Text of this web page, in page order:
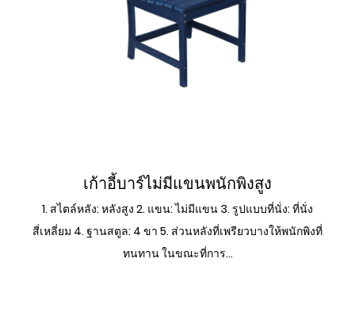
เก้าอี้บาร์ไม่มีแขนพนักพิงสูง
1. สไตล์หลัง: หลังสูง 2. แขน: ไม่มีแขน 3. รูปแบบที่นั่ง: ที่นั่ง
สี่เหลี่ยม 4. ฐานสตูล: 4 ขา 5. ส่วนหลังที่เพรียวบางให้พนักพิงที่
ทนทาน ในขณะที่การ...